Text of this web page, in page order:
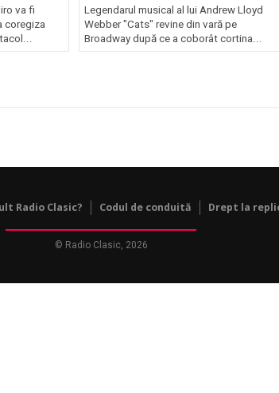
va fi
coregiza
Legendarul musical al lui Andrew Lloyd
Webber "Cats" revine din vară pe
Broadway după ce a coborât cortina...
Radio Clasic? Codul de conduită Drept la
© Radio Clasic, 2026